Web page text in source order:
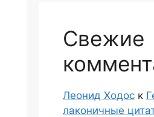
Свежие
Леонид Ходос к
лаконичные